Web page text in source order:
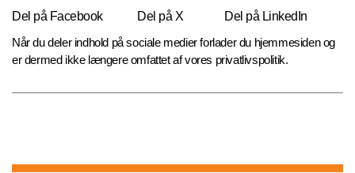
Del på Facebook Del på X
Del på LinkedIn
Når du deler indhold på sociale medier forlader du hjemmesiden og
er dermed ikke længere omfattet af vores privatlivspolitik.